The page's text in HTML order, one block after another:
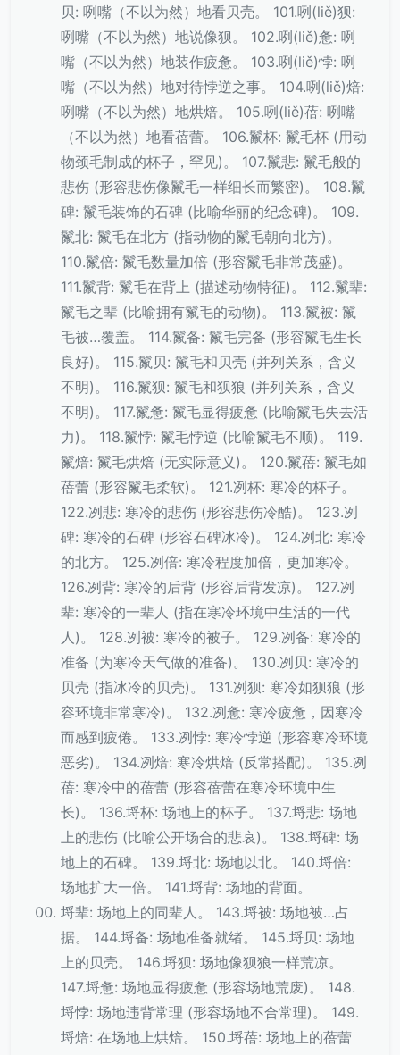
贝: 咧嘴（不以为然）地看贝壳。 101.咧(liě)狈:
咧嘴（不以为然）地说像狈。 102.咧(liě)惫: 咧
嘴（不以为然）地装作疲惫。 103.咧(liě)悖: 咧
嘴（不以为然）地对待悖逆之事。 104.咧(liě)焙:
咧嘴（不以为然）地烘焙。 105.咧(liě)蓓: 咧嘴
（不以为然）地看蓓蕾。 106.鬣杯: 鬣毛杯 (用动
物颈毛制成的杯子，罕见)。 107.鬣悲: 鬣毛般的
悲伤 (形容悲伤像鬣毛一样细长而繁密)。 108.鬣
碑: 鬣毛装饰的石碑 (比喻华丽的纪念碑)。 109.
鬣北: 鬣毛在北方 (指动物的鬣毛朝向北方)。
110.鬣倍: 鬣毛数量加倍 (形容鬣毛非常茂盛)。
111.鬣背: 鬣毛在背上 (描述动物特征)。 112.鬣辈:
鬣毛之辈 (比喻拥有鬣毛的动物)。 113.鬣被: 鬣
毛被…覆盖。 114.鬣备: 鬣毛完备 (形容鬣毛生长
良好)。 115.鬣贝: 鬣毛和贝壳 (并列关系，含义
不明)。 116.鬣狈: 鬣毛和狈狼 (并列关系，含义
不明)。 117.鬣惫: 鬣毛显得疲惫 (比喻鬣毛失去活
力)。 118.鬣悖: 鬣毛悖逆 (比喻鬣毛不顺)。 119.
鬣焙: 鬣毛烘焙 (无实际意义)。 120.鬣蓓: 鬣毛如
蓓蕾 (形容鬣毛柔软)。 121.冽杯: 寒冷的杯子。
122.冽悲: 寒冷的悲伤 (形容悲伤冷酷)。 123.冽
碑: 寒冷的石碑 (形容石碑冰冷)。 124.冽北: 寒冷
的北方。 125.冽倍: 寒冷程度加倍，更加寒冷。
126.冽背: 寒冷的后背 (形容后背发凉)。 127.冽
辈: 寒冷的一辈人 (指在寒冷环境中生活的一代
人)。 128.冽被: 寒冷的被子。 129.冽备: 寒冷的
准备 (为寒冷天气做的准备)。 130.冽贝: 寒冷的
贝壳 (指冰冷的贝壳)。 131.冽狈: 寒冷如狈狼 (形
容环境非常寒冷)。 132.冽惫: 寒冷疲惫，因寒冷
而感到疲倦。 133.冽悖: 寒冷悖逆 (形容寒冷环境
恶劣)。 134.冽焙: 寒冷烘焙 (反常搭配)。 135.冽
蓓: 寒冷中的蓓蕾 (形容蓓蕾在寒冷环境中生
长)。 136.埒杯: 场地上的杯子。 137.埒悲: 场地
上的悲伤 (比喻公开场合的悲哀)。 138.埒碑: 场
地上的石碑。 139.埒北: 场地以北。 140.埒倍:
场地扩大一倍。 141.埒背: 场地的背面。
埒辈: 场地上的同辈人。 143.埒被: 场地被…占
据。 144.埒备: 场地准备就绪。 145.埒贝: 场地
上的贝壳。 146.埒狈: 场地像狈狼一样荒凉。
147.埒惫: 场地显得疲惫 (形容场地荒废)。 148.
埒悖: 场地违背常理 (形容场地不合常理)。 149.
埒焙: 在场地上烘焙。 150.埒蓓: 场地上的蓓蕾